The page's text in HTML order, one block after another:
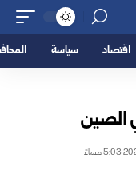
اقتصاد سياسة